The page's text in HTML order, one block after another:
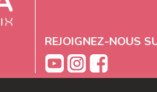
REJOIGNEZ-NOUS